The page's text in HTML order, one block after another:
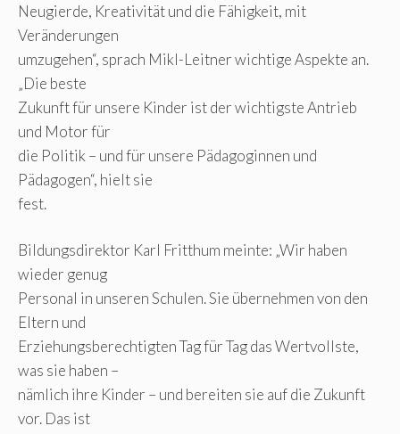
Neugierde, Kreativität und die Fähigkeit, mit
Veränderungen
umzugehen“, sprach Mikl-Leitner wichtige Aspekte an.
„Die beste
Zukunft für unsere Kinder ist der wichtigste Antrieb
und Motor für
die Politik – und für unsere Pädagoginnen und
Pädagogen“, hielt sie
fest.
Bildungsdirektor Karl Fritthum meinte: „Wir haben
wieder genug
Personal in unseren Schulen. Sie übernehmen von den
Eltern und
Erziehungsberechtigten Tag für Tag das Wertvollste,
was sie haben –
nämlich ihre Kinder – und bereiten sie auf die Zukunft
vor. Das ist